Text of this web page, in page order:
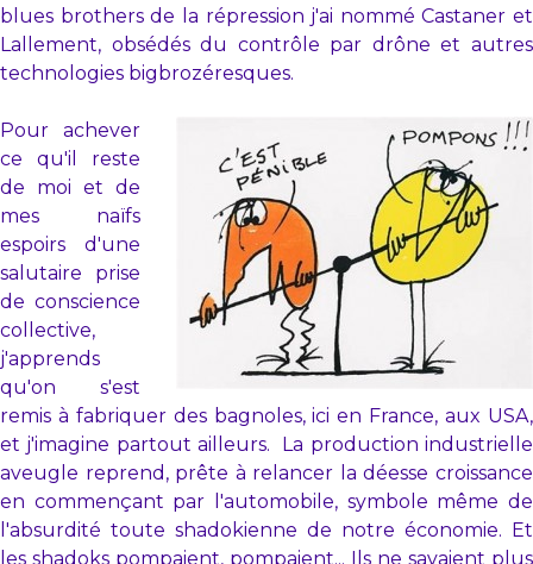
blues brothers de la répression j'ai nommé Castaner et
Lallement, obsédés du contrôle par drône et autres
technologies bigbrozéresques.
Pour achever
ce qu'il reste
de moi et de
mes naïfs
espoirs d'une
salutaire prise
de conscience
collective,
j'apprends
qu'on s'est
remis à fabriquer des bagnoles, ici en France, aux USA,
et j'imagine partout ailleurs. La production industrielle
aveugle reprend, prête à relancer la déesse croissance
en commençant par l'automobile, symbole même de
l'absurdité toute shadokienne de notre économie. Et
les shadoks pompaient, pompaient... Ils ne savaient plus